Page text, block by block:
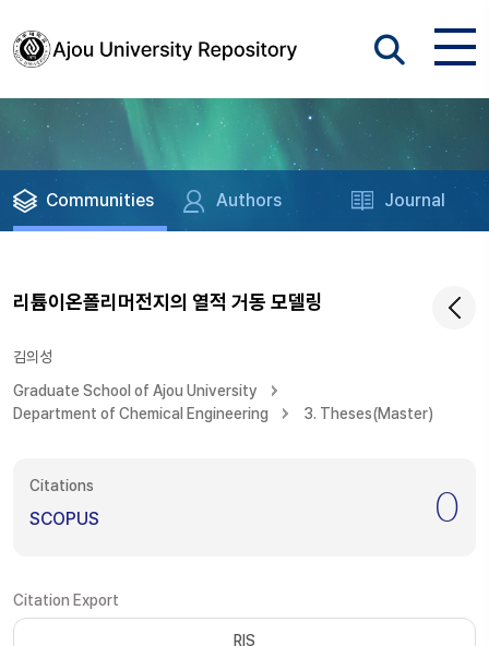
Communities Authors Journal
리튬이온폴리머전지의 열적 거동 모델링
김의성
Graduate School of Ajou University
Department of Chemical Engineering
3. Theses(Master)
Citations
SCOPUS 0
Citation Export
RIS